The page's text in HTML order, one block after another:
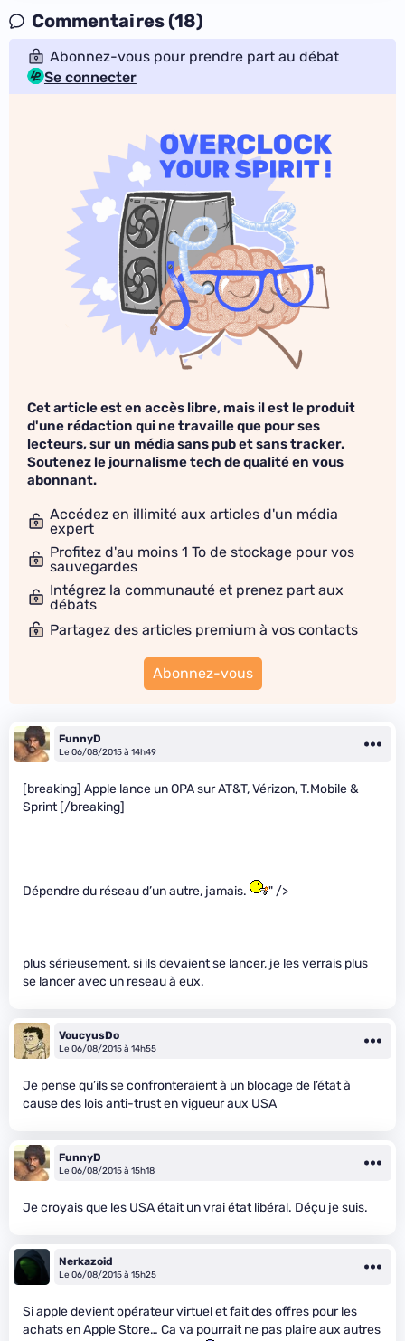
Commentaires (18)
Abonnez-vous pour prendre part au débat
Se connecter
Cet article est en accès libre, mais il est le produit
d'une rédaction qui ne travaille que pour ses
lecteurs, sur un média sans pub et sans tracker.
Soutenez le journalisme tech de qualité en vous
abonnant.
Accédez en illimité aux articles d'un média
expert
Profitez d'au moins 1 To de stockage pour vos
sauvegardes
Intégrez la communauté et prenez part aux
débats
Partagez des articles premium à vos contacts
Abonnez-vous
FunnyD
Le 06/08/2015 à 14h49
[breaking] Apple lance un OPA sur AT&T, Vérizon, T.Mobile &
Sprint [/breaking]
Dépendre du réseau d’un autre, jamais. " />
plus sérieusement, si ils devaient se lancer, je les verrais plus
se lancer avec un reseau à eux.
VoucyusDo
Le 06/08/2015 à 14h55
Je pense qu’ils se confronteraient à un blocage de l’état à
cause des lois anti-trust en vigueur aux USA
FunnyD
Le 06/08/2015 à 15h18
Je croyais que les USA était un vrai état libéral. Déçu je suis.
Nerkazoid
Le 06/08/2015 à 15h25
Si apple devient opérateur virtuel et fait des offres pour les
achats en Apple Store… Ca va pourrait ne pas plaire aux autres